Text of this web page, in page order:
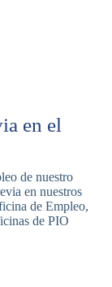
en el
de nuestro
en nuestros
de Empleo,
de PIO